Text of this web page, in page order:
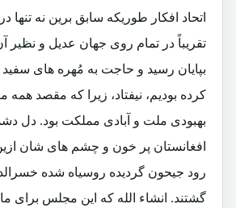
اتحاد افکار طوریکه سابق برین نه تنها
تقریباً در تمام روی جهان عدیل و نظیر
بپایان رسید و حاجت به مُهره های
کرده بودیم، نیفتاد، زیرا که مقصد همه
بهبودی ملت و آبادی مملکت بود. دل
افغانستان پر خون و چشم های شان
رود جیحون گردیده روسیاه شده
گشتند. انشاء الله که این مجلس برای